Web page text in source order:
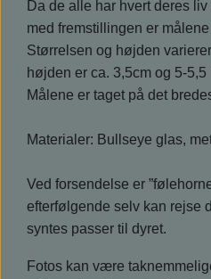
Da de alle har hvert deres
med fremstillingen er
Størrelsen og højden
højden er ca. 3,5cm og 5-5,5
Målene er taget på det
Materialer: Bullseye glas,
Ved forsendelse er
efterfølgende selv kan rejse
syntes passer til dyret.
Fotos kan være